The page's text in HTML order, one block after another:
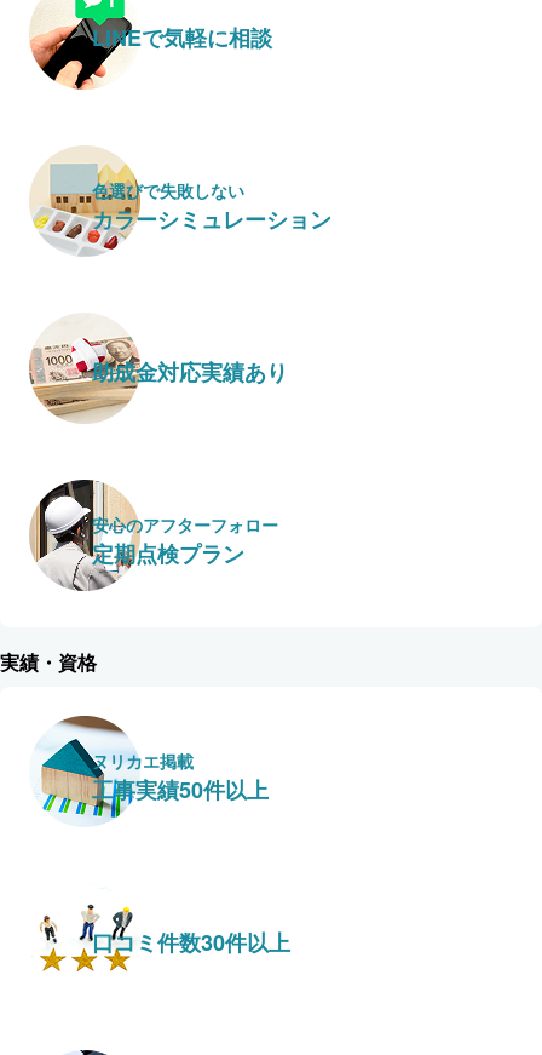
LINEで気軽に相談
色選びで失敗しない
カラーシミュレーション
助成金対応実績あり
安心のアフターフォロー
定期点検プラン
実績・資格
ヌリカエ掲載
工事実績50件以上
口コミ件数30件以上